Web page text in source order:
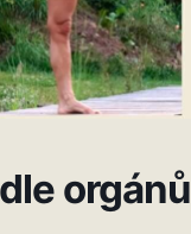
orgánů